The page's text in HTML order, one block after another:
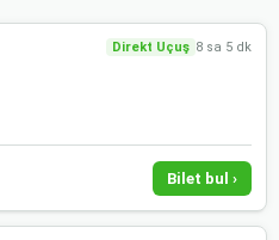
Direkt Uçuş 8 sa 5 dk
Bilet bul ›